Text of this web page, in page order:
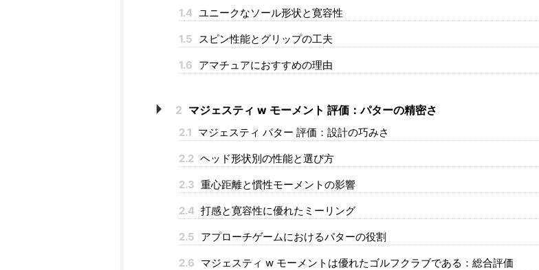
1.4 ユニークなソール形状と寛容性
1.5
スピン性能とグリップの工夫
1.6 アマチュアにおすすめの理由
2 マジェスティ w モーメント 評価：パターの精密さ
2.1 マジェスティ パター 評価：設計の巧みさ
2.2 ヘッド形状別の性能と選び方
2.3 重心距離と慣性モーメントの影響
2.4 打感と寛容性に優れたミーリング
2.5 アプローチゲームにおけるパターの役割
2.6 マジェスティ w モーメントは優れたゴルフクラブである：総合評価